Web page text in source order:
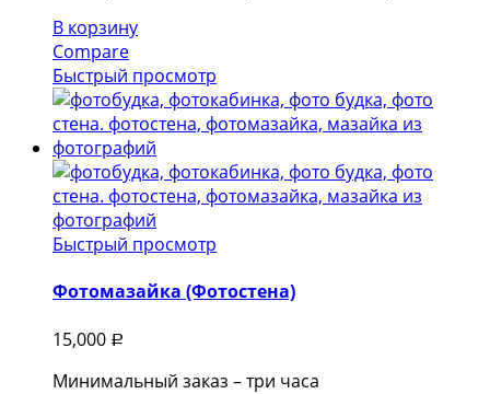
В корзину
Compare
Быстрый просмотр
Быстрый просмотр
Фотомазайка (Фотостена)
15,000 Р
Минимальный заказ – три часа